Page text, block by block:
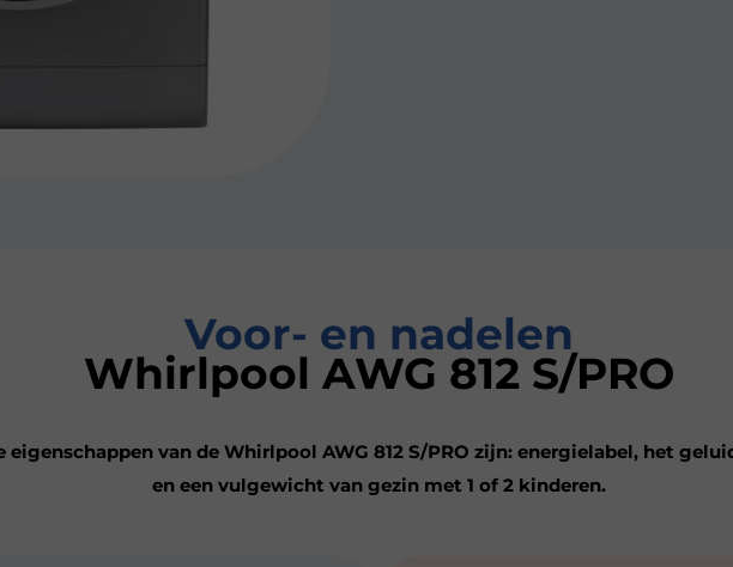
Voor- en nadelen
Whirlpool AWG 812 S/PRO
eigenschappen van de Whirlpool AWG 812 S/PRO zijn: energielabel, het
en een vulgewicht van gezin met 1 of 2 kinderen.